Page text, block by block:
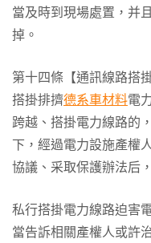
當及時到現場處置，并
掉。
第十四條【通訊線路搭
搭掛排擠德系車材料電
跨越、搭掛電力線路的
下，經過電力設施產權
協議、采取保護辦法后
私行搭掛電力線路迫害
當告訴相關產權人或許